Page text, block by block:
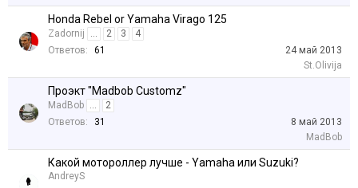
Honda Rebel or Yamaha Virago 125
Zadornij ... 2 3
4
Ответов:
61
24 май 2013
St.Olivija
Проэкт "Madbob Customz"
MadBob ...
2
Ответов:
31
8 май 2013
MadBob
Какой мотороллер лучше - Yamaha или Suzuki?
AndreyS